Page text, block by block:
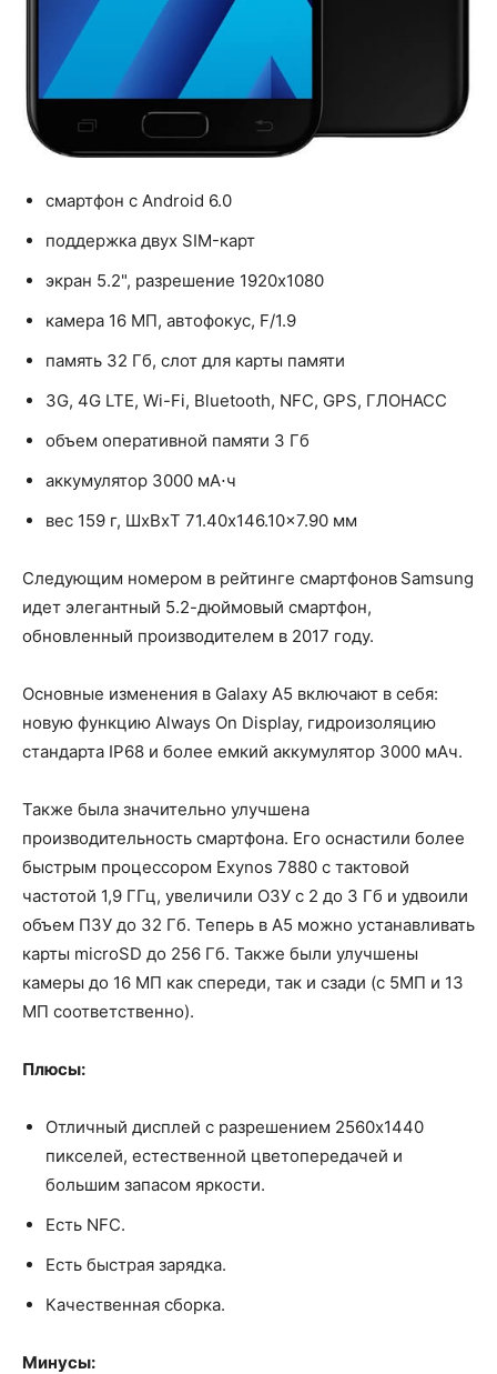
смартфон с Android 6.0
поддержка двух SIM-карт
экран 5.2", разрешение 1920x1080
камера 16 МП, автофокус, F/1.9
память 32 Гб, слот для карты памяти
3G, 4G LTE, Wi-Fi, Bluetooth, NFC, GPS, ГЛОНАСС
объем оперативной памяти 3 Гб
аккумулятор 3000 мА⋅ч
вес 159 г, ШxВxТ 71.40x146.10x7.90 мм
Следующим номером в рейтинге смартфонов Samsung
идет элегантный 5.2-дюймовый смартфон,
обновленный производителем в 2017 году.
Основные изменения в Galaxy A5 включают в себя:
новую функцию Always On Display, гидроизоляцию
стандарта IP68 и более емкий аккумулятор 3000 мАч.
Также была значительно улучшена
производительность смартфона. Его оснастили более
быстрым процессором Exynos 7880 с тактовой
частотой 1,9 ГГц, увеличили ОЗУ с 2 до 3 Гб и удвоили
объем ПЗУ до 32 Гб. Теперь в A5 можно устанавливать
карты microSD до 256 Гб. Также были улучшены
камеры до 16 МП как спереди, так и сзади (с 5МП и 13
МП соответственно).
Плюсы:
Отличный дисплей с разрешением 2560x1440
пикселей, естественной цветопередачей и
большим запасом яркости.
Есть NFC.
Есть быстрая зарядка.
Качественная сборка.
Минусы: